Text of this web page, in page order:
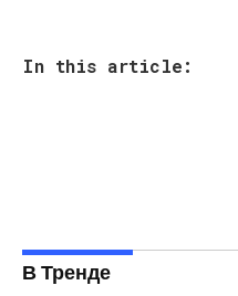
In this article:
В Тренде